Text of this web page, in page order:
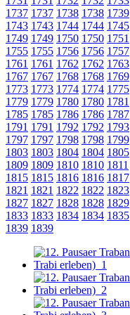
1737 1737 1738 1738 1739
1743 1743 1744 1744 1745
1749 1749 1750 1750 1751
1755 1755 1756 1756 1757
1761 1761 1762 1762 1763
1767 1767 1768 1768 1769
1773 1773 1774 1774 1775
1779 1779 1780 1780 1781
1785 1785 1786 1786 1787
1791 1791 1792 1792 1793
1797 1797 1798 1798 1799
1803 1803 1804 1804 1805
1809 1809 1810 1810 1811
1815 1815 1816 1816 1817
1821 1821 1822 1822 1823
1827 1827 1828 1828 1829
1833 1833 1834 1834 1835
1839 1839